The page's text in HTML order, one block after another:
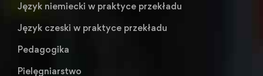
Język niemiecki w praktyce przekładu
Język czeski w praktyce przekładu
Pedagogika
Pielęgniarstwo